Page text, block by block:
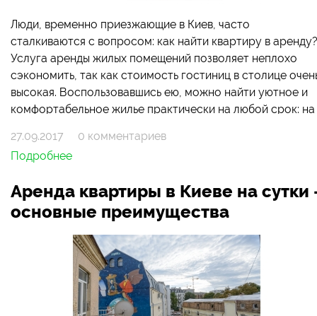
Люди, временно приезжающие в Киев, часто
сталкиваются с вопросом: как найти квартиру в аренду?
Услуга аренды жилых помещений позволяет неплохо
сэкономить, так как стоимость гостиниц в столице
высокая. Воспользовавшись ею, можно найти уютное и
комфортабельное жилье практически на любой срок: на
квартиру для временного или долгосрочного
проживания? Рассмотрим этот вопрос детальнее.
27.09.2017
0 комментариев
Подробнее
Аренда квартиры в Киеве на сутки
основные преимущества